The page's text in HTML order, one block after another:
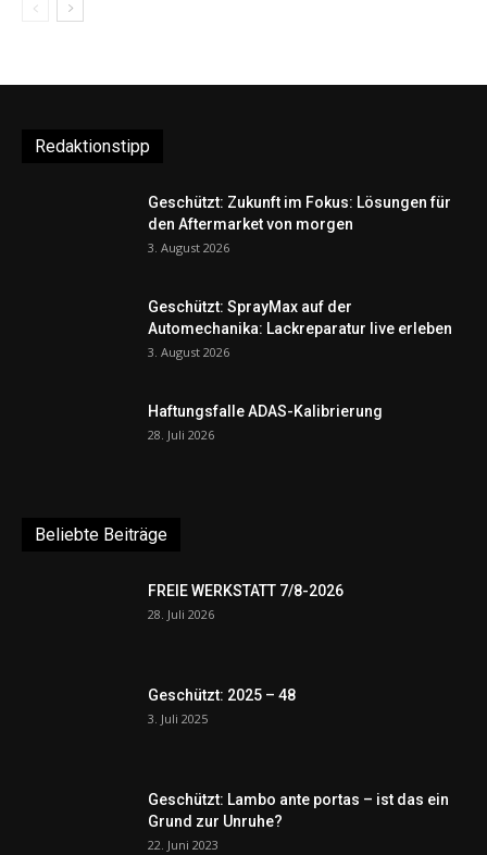
Redaktionstipp
Geschützt: Zukunft im Fokus: Lösungen für
den Aftermarket von morgen
3. August 2026
Geschützt: SprayMax auf der
Automechanika: Lackreparatur live erleben
3. August 2026
Haftungsfalle ADAS-Kalibrierung
28. Juli 2026
Beliebte Beiträge
FREIE WERKSTATT 7/8-2026
28. Juli 2026
Geschützt: 2025 – 48
3. Juli 2025
Geschützt: Lambo ante portas – ist das ein
Grund zur Unruhe?
22. Juni 2023